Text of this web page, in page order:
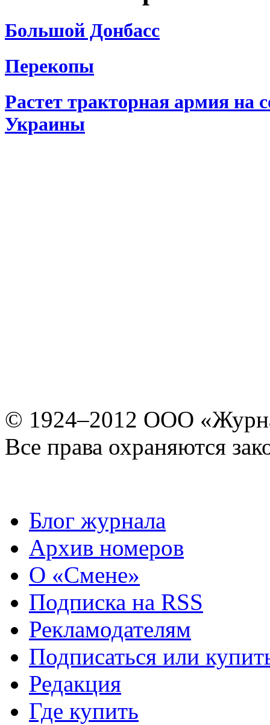
Большой Донбасс
Перекопы
Растет тракторная армия на
Украины
© 1924–2012 ООО
Все права охраняются
Блог журнала
Архив номеров
О «Смене»
Подписка на RSS
Рекламодателям
Подписаться или
Редакция
Где купить